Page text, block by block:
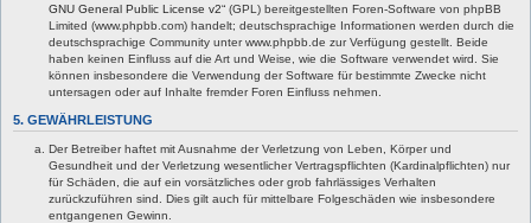
GNU General Public License v2“ (GPL) bereitgestellten Foren-Software von phpBB
Limited (www.phpbb.com) handelt; deutschsprachige Informationen werden durch die
deutschsprachige Community unter www.phpbb.de zur Verfügung gestellt. Beide
haben keinen Einfluss auf die Art und Weise, wie die Software verwendet wird. Sie
können insbesondere die Verwendung der Software für bestimmte Zwecke nicht
untersagen oder auf Inhalte fremder Foren Einfluss nehmen.
5. GEWÄHRLEISTUNG
Der Betreiber haftet mit Ausnahme der Verletzung von Leben, Körper und
Gesundheit und der Verletzung wesentlicher Vertragspflichten (Kardinalpflichten) nur
für Schäden, die auf ein vorsätzliches oder grob fahrlässiges Verhalten
zurückzuführen sind. Dies gilt auch für mittelbare Folgeschäden wie insbesondere
entgangenen Gewinn.